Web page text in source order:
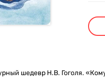
шедевр Н.В. Гоголя.